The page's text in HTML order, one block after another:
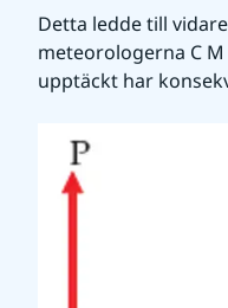
Detta ledde till
meteorologerna C M
upptäckt har